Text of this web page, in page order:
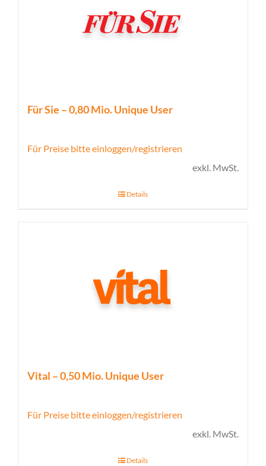
Für Sie – 0,80 Mio. Unique User
Für Preise bitte einloggen/registrieren
exkl. MwSt.
Details
Vital – 0,50 Mio. Unique User
Für Preise bitte einloggen/registrieren
exkl. MwSt.
Details